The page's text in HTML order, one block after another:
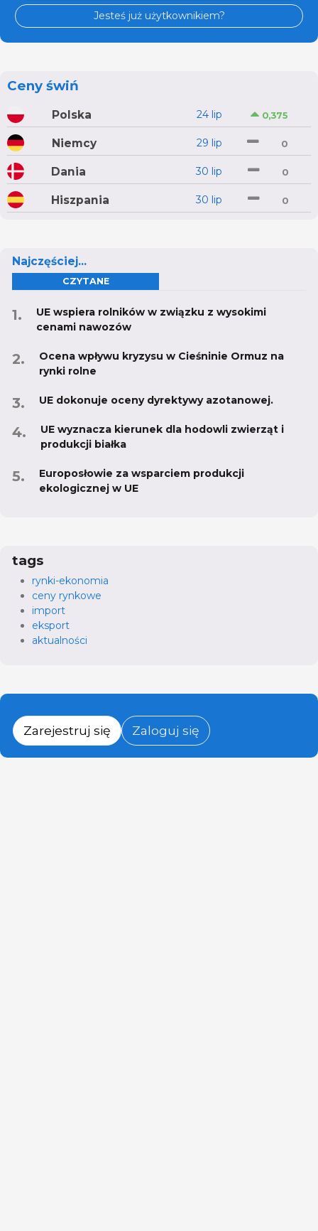
Jesteś już użytkownikiem?
Ceny świń
Polska 24 lip 0,375
Niemcy 29 lip 0
Dania 30 lip 0
Hiszpania 30 lip 0
Najczęściej...
CZYTANE
UE wspiera rolników w związku z wysokimi
cenami nawozów
Ocena wpływu kryzysu w Cieśninie Ormuz na
rynki rolne
UE dokonuje oceny dyrektywy azotanowej.
UE wyznacza kierunek dla hodowli zwierząt i
produkcji białka
Europosłowie za wsparciem produkcji
ekologicznej w UE
tags
rynki-ekonomia
ceny rynkowe
import
eksport
aktualności
Zarejestruj się Zaloguj się